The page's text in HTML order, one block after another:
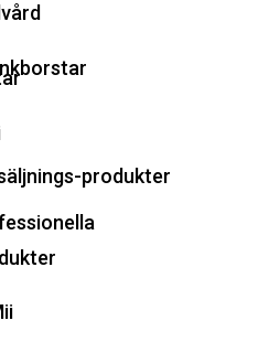
produkter